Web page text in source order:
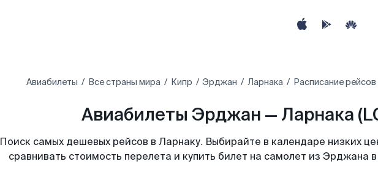
Авиабилеты Все страны мира Кипр Эрджан Ларнака Расписание
Авиабилеты Эрджан — Ларнака
Поиск самых дешевых рейсов в Ларнаку. Выбирайте в календаре низких
сравнивать стоимость перелета и купить билет на самолет из Эрджана